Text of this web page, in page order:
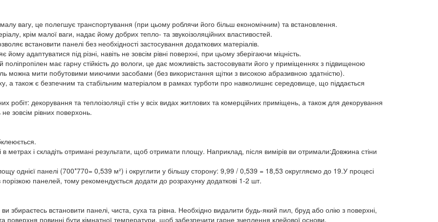
малу вагу, це полегшує транспортування (при цьому роблячи його більш економічним) та встановлення.
крім малої ваги, надає йому добрих тепло- та звукоізоляційних властивостей.
встановити панелі без необхідності застосування додаткових матеріалів.
йому адаптуватися під різні, навіть не зовсім рівні поверхні, при цьому зберігаючи міцність.
поліпропілен має гарну стійкість до вологи, це дає можливість застосовувати його у приміщеннях з підвищеною
можна мити побутовими миючими засобами (без використання щітки з високою абразивною здатністю).
а також є безпечним та стабільним матеріалом в рамках турботи про навколишнє середовище, що піддається
робіт: декорування та теплоізоляції стін у всіх видах житлових та комерційних приміщень, а також для декорування
зовсім рівних поверхонь.
і складіть отримані результати, щоб отримати площу. Наприклад, після вимірів ви отримали:Довжина стіни
однієї панелі (700*770= 0,539 м²) і округлити у більшу сторону: 9,99 / 0,539 = 18,53 округляємо до 19.У процесі
панелей, тому рекомендується додати до розрахунку додаткові 1-2 шт.
збираєтесь встановити панелі, чиста, суха та рівна. Необхідно видалити будь-який пил, бруд або олію з поверхні,
поверхня повинні бути кімнатної температури, щоб забезпечити гарне зчеплення клейової основи.